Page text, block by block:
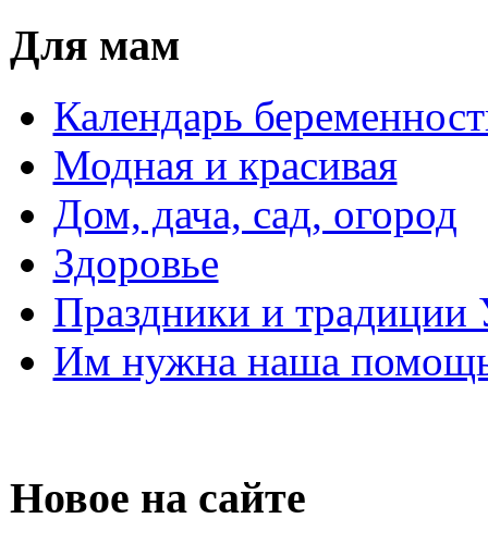
Для мам
Календарь
Модная и красивая
Дом, дача, сад, огород
Здоровье
Праздники и традиции
Им нужна наша
Новое на сайте